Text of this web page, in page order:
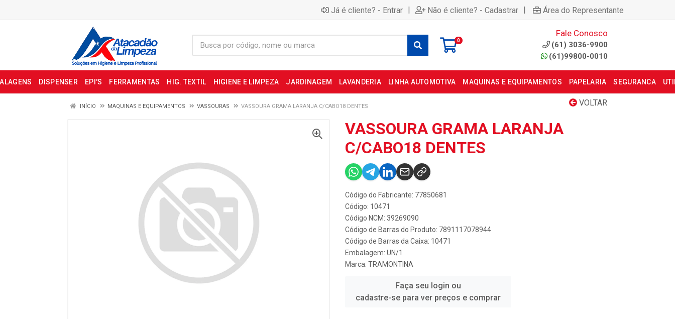
Já é cliente? - Entrar | Não é cliente? - Cadastrar | Área do Representante
0
Fale Conosco
(61) 3036-9900
(61)99800-0010
DISPENSER EPI'S FERRAMENTAS HIG. TEXTIL HIGIENE E LIMPEZA JARDINAGEM LAVANDERIA LINHA AUTOMOTIVA MAQUINAS E EQUIPAMENTOS PAPELARIA SEGURANCA
VOLTAR
INÍCIO MAQUINAS E EQUIPAMENTOS VASSOURAS VASSOURA GRAMA LARANJA C/CABO18 DENTES
VASSOURA GRAMA LARANJA
C/CABO18 DENTES
Código do Fabricante: 77850681
Código: 10471
Código NCM: 39269090
Código de Barras do Produto: 7891117078944
Código de Barras da Caixa: 10471
Embalagem: UN/1
Marca: TRAMONTINA
Faça seu login ou
cadastre-se para ver preços e comprar